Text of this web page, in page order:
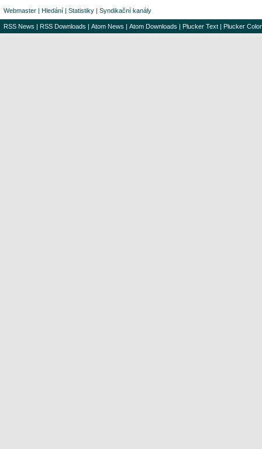
Webmaster | Hledání | Statistiky | Syndikační kanály
RSS News | RSS Downloads | Atom News | Atom Downloads | Plucker Text | Plucker Color